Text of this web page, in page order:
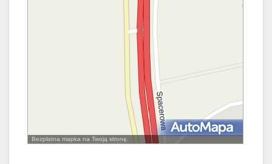
Bezpłatna mapka na Twoją stronę.